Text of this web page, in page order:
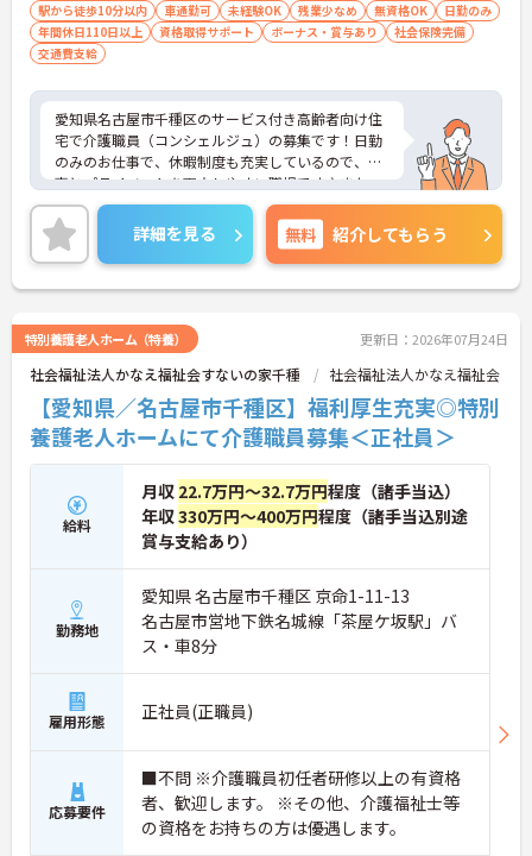
駅から徒歩10分以内 車通勤可 未経験OK 残業少なめ 無資格OK
日勤のみ
年間休日110日以上
資格取得サポート ボーナス・賞与あり
社会保険完備
交通費支給
愛知県名古屋市千種区のサービス付き高齢者向け住
宅で介護職員（コンシェルジュ）の募集です！日勤
のみのお仕事で、休暇制度も充実しているので、仕
事とプライベートを両立しやすい職場です♪また、
利用可能な託児施設もあるので、ご家族のいる方で
も安心して働くことができます◎ご興味のある方
は、面接ポイントをお伝えしますので、お気軽にご
連絡ください。
詳細を見る 無料 紹介してもらう
特別養護老人ホーム（特養） 更新日：2026年07月24日
社会福祉法人かなえ福祉会すないの家千種 社会福祉法人かなえ福祉会
【愛知県／名古屋市千種区】福利厚生充実◎特別
養護老人ホームにて介護職員募集＜正社員＞
給料
月収 22.7万円～32.7万円程度（諸手当込）
年収330万円～400万円程度（諸手当込別途
賞与支給あり）
勤務地
愛知県 名古屋市千種区 京命1-11-13
名古屋市営地下鉄名城線「茶屋ケ坂駅」バ
ス・車8分
雇用形態 正社員(正職員)
応募要件
■不問 ※介護職員初任者研修以上の有資格
者、歓迎します。 ※その他、介護福祉士等
の資格をお持ちの方は優遇します。